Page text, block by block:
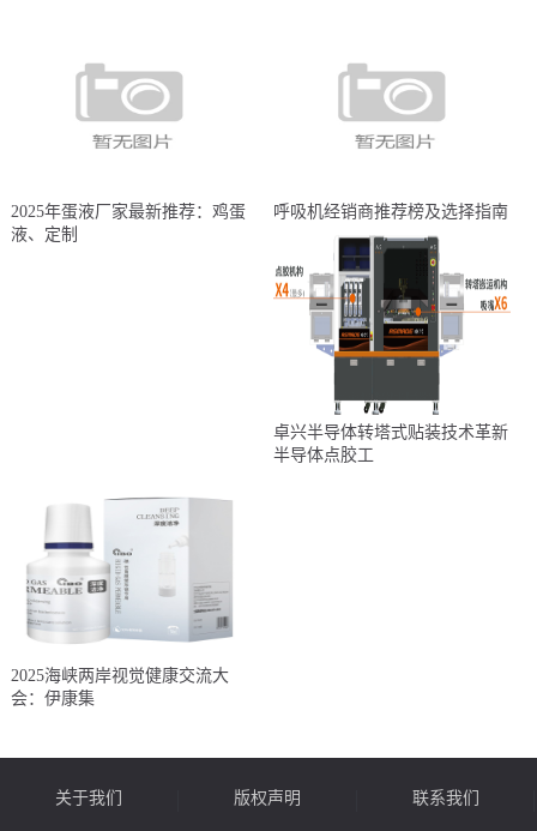
2025年蛋液厂家最新推荐：鸡蛋
液、定制
呼吸机经销商推荐榜及选择指南
卓兴半导体转塔式贴装技术革新
半导体点胶工
2025海峡两岸视觉健康交流大
会：伊康集
关于我们 版权声明 联系我们